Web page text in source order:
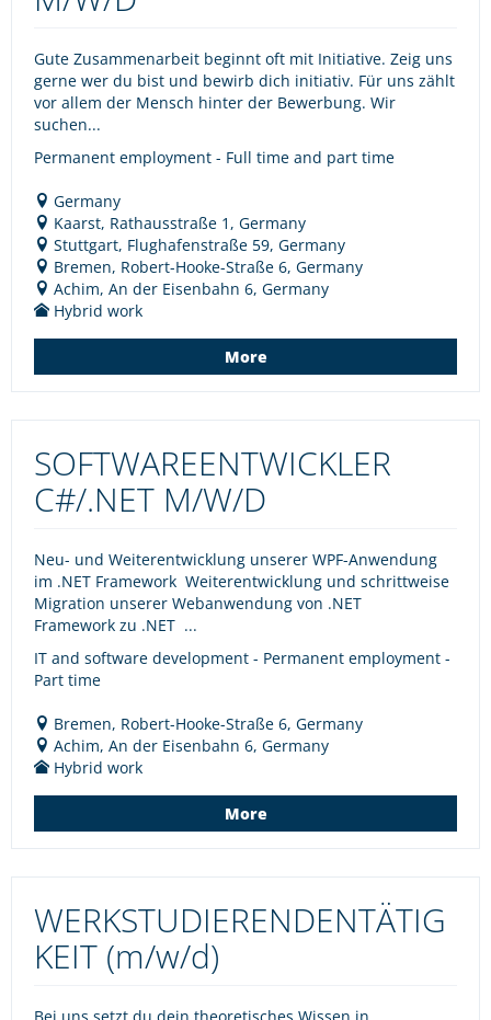
Gute Zusammenarbeit beginnt oft mit Initiative. Zeig uns
gerne wer du bist und bewirb dich initiativ. Für uns zählt
vor allem der Mensch hinter der Bewerbung. Wir
suchen...
Permanent employment - Full time and part time
Germany
Kaarst, Rathausstraße 1, Germany
Stuttgart, Flughafenstraße 59, Germany
Bremen, Robert-Hooke-Straße 6, Germany
Achim, An der Eisenbahn 6, Germany
Hybrid work
More
SOFTWAREENTWICKLER
C#/.NET M/W/D
Neu- und Weiterentwicklung unserer WPF-Anwendung
im .NET Framework Weiterentwicklung und schrittweise
Migration unserer Webanwendung von .NET
Framework zu .NET ...
IT and software development - Permanent employment -
Part time
Bremen, Robert-Hooke-Straße 6, Germany
Achim, An der Eisenbahn 6, Germany
Hybrid work
More
WERKSTUDIERENDENTÄTIG
KEIT (m/w/d)